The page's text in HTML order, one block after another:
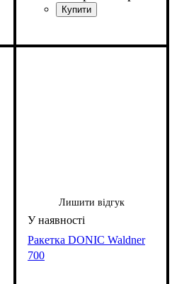
Лишити відгук
Ракетка DONIC Waldner
700